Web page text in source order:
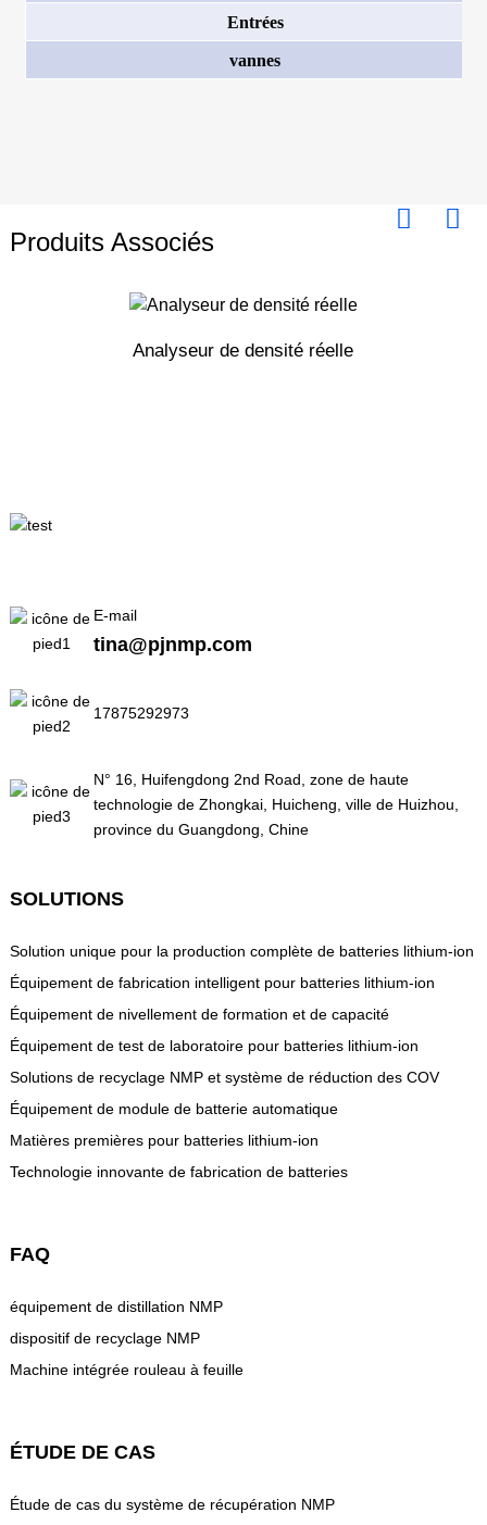
Entrées
vannes
Produits Associés
Analyseur de densité réelle
E-mail
tina@pjnmp.com
17875292973
N° 16, Huifengdong 2nd Road, zone de haute
technologie de Zhongkai, Huicheng, ville de Huizhou,
province du Guangdong, Chine
SOLUTIONS
Solution unique pour la production complète de batteries lithium-ion
Équipement de fabrication intelligent pour batteries lithium-ion
Équipement de nivellement de formation et de capacité
Équipement de test de laboratoire pour batteries lithium-ion
Solutions de recyclage NMP et système de réduction des COV
Équipement de module de batterie automatique
Matières premières pour batteries lithium-ion
Technologie innovante de fabrication de batteries
FAQ
équipement de distillation NMP
dispositif de recyclage NMP
Machine intégrée rouleau à feuille
ÉTUDE DE CAS
Étude de cas du système de récupération NMP